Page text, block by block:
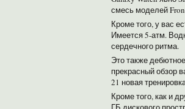
смесь моделей
Кроме того, у вас
Имеется 5-атм.
сердечного ритма.
Это также
прекрасный обзор
21 новая
Кроме того, как и